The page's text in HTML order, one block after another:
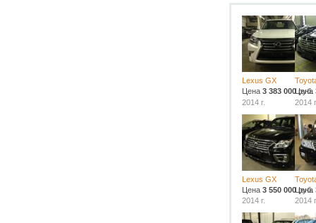
Lexus GX
Цена 3 383 000руб.
2014 г.
Цена
2014
Lexus GX
Цена 3 550 000 руб.
2014 г.
Цена
2014